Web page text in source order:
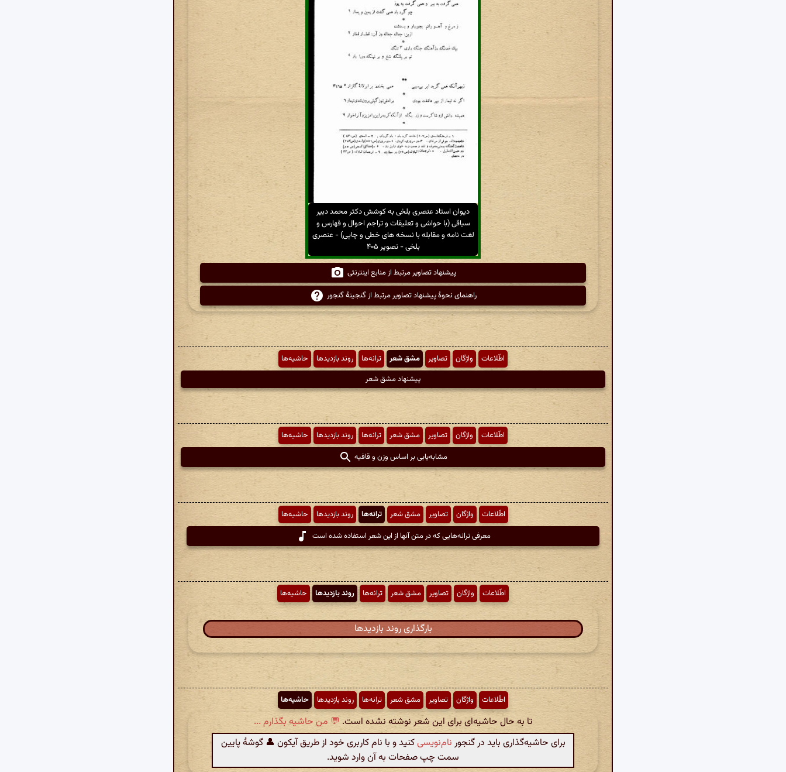
دیوان استاد عنصری بلخی به کوشش دکتر محمد دبیر
سیاقی (با حواشی و تعلیقات و تراجم احوال و فهارس و
لغت نامه و مقابله با نسخه های خطی و چاپی) - عنصری
بلخی - تصویر ۴۰۵
پیشنهاد تصاویر مرتبط از منابع اینترنتی
راهنمای نحوهٔ پیشنهاد تصاویر مرتبط از گنجینهٔ گنجور
اطّلاعات واژگان تصاویر مشق شعر ترانه‌ها روند بازدیدها
حاشیه‌ها
پیشنهاد مشق شعر
اطّلاعات واژگان تصاویر مشق شعر ترانه‌ها روند بازدیدها
حاشیه‌ها
مشابه‌یابی بر اساس وزن و قافیه
اطّلاعات واژگان تصاویر مشق شعر ترانه‌ها روند بازدیدها
حاشیه‌ها
معرفی ترانه‌هایی که در متن آنها از این شعر استفاده شده است
اطّلاعات واژگان تصاویر مشق شعر ترانه‌ها روند بازدیدها حاشیه‌ها
بارگذاری روند بازدیدها
اطّلاعات واژگان تصاویر مشق شعر ترانه‌ها روند بازدیدها حاشیه‌ها
تا به حال حاشیه‌ای برای این شعر نوشته نشده است.💬 من حاشیه بگذارم ...
برای حاشیه‌گذاری باید در گنجور نام‌نویسیکنید و با نام کاربری خود از طریق آیکون 👤 گوشهٔ پایین
سمت چپ صفحات به آن وارد شوید.